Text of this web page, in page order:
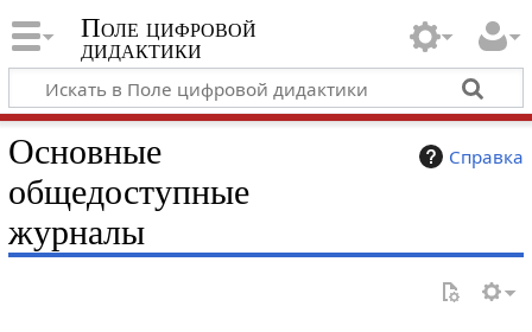
Поле цифровой
дидактики
Справка
Основные
общедоступные
журналы